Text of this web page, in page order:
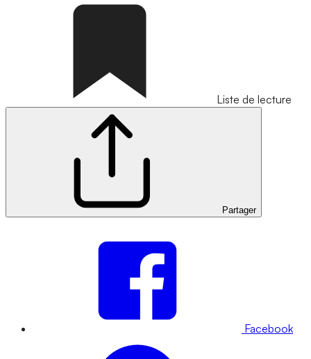
Liste de lecture
Partager
Facebook